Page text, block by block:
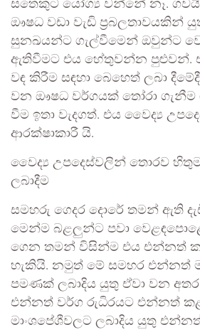
සතෙකුට යෝග්‍ය වන්නේ නෑ.
ඖෂධ වඩා වැඩි ප්‍රබලතාවයකින්
සුනඛයන්ට ගැල්වීමෙන් ඔවුන්ට
ඇතිවීමට එය හේතුවන්න පුළුවන්.
වඳ කිරීම සඳහා බෙහෙත් ලබා
වන ඖෂධ වර්ගයක් තෝරා ගැනීම
වීම ඉතා වැදගත්. එය වෛද්‍ය
ආරක්ෂාකාරී යි.
වෛද්‍ය උපදෙස්වලින් තොරව
ලබාදීම
සමහරු ගෙදර දොරේ තමන් ඇති
මෙන්ම බළලුන්ට පවා
ගෙන තමන් විසින්ම එය එන්නත්
හැකියි. නමුත් මේ සමහර එන්නත්
පමණක් ලබාදිය යුතු ඒවා වන
එන්නත් වර්ග රුධිරයට එන්නත්
මාංශපේශීවලට ලබාදිය යුතු